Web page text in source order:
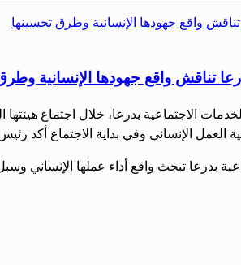
تناقش واقع جهودها الإنسانية
الاجتماعية بدرعا، خلال اجتماع
العمل الإنساني وفي بداية الاجتماع أكد
بدرعا تبحث واقع أداء عملها الإنساني